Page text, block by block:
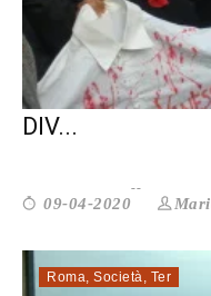
LE DONNE
DIV...
09-04-2020
Roma, Società, Ter